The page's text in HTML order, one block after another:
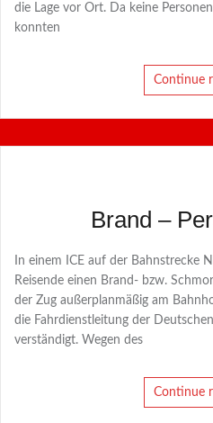
die Lage vor Ort. Da keine
konnten
Continue
Brand –
In einem ICE auf der Bahnstrecke
Reisende einen Brand- bzw.
der Zug außerplanmäßig am
die Fahrdienstleitung der
verständigt. Wegen des
Continue